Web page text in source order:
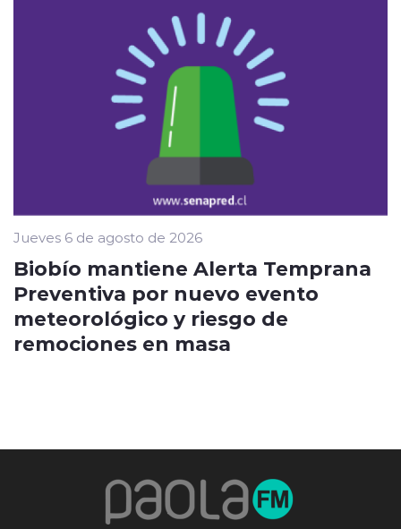
Jueves 6 de agosto de 2026
Biobío mantiene Alerta Temprana
Preventiva por nuevo evento
meteorológico y riesgo de
remociones en masa